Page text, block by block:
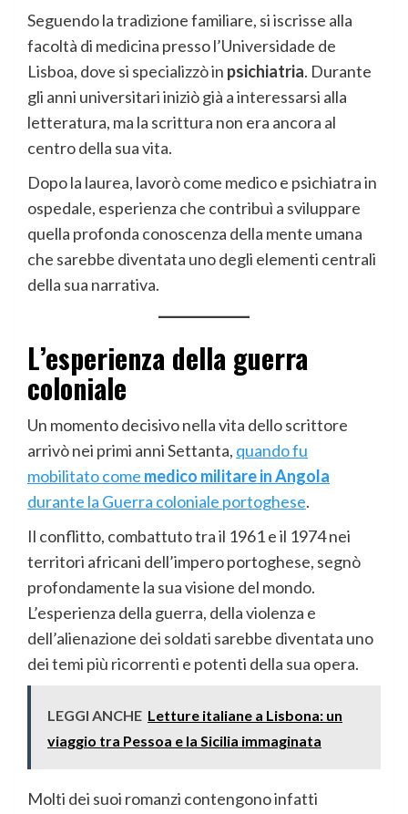
Seguendo la tradizione familiare, si iscrisse alla
facoltà di medicina presso l’Universidade de
Lisboa, dove si specializzò in psichiatria. Durante
gli anni universitari iniziò già a interessarsi alla
letteratura, ma la scrittura non era ancora al
centro della sua vita.
Dopo la laurea, lavorò come medico e psichiatra in
ospedale, esperienza che contribuì a sviluppare
quella profonda conoscenza della mente umana
che sarebbe diventata uno degli elementi centrali
della sua narrativa.
L’esperienza della guerra
coloniale
Un momento decisivo nella vita dello scrittore
arrivò nei primi anni Settanta, quando fu
mobilitato come medico militare in Angola
durante la Guerra coloniale portoghese.
Il conflitto, combattuto tra il 1961 e il 1974 nei
territori africani dell’impero portoghese, segnò
profondamente la sua visione del mondo.
L’esperienza della guerra, della violenza e
dell’alienazione dei soldati sarebbe diventata uno
dei temi più ricorrenti e potenti della sua opera.
LEGGI ANCHE Letture italiane a Lisbona: un
viaggio tra Pessoa e la Sicilia immaginata
Molti dei suoi romanzi contengono infatti